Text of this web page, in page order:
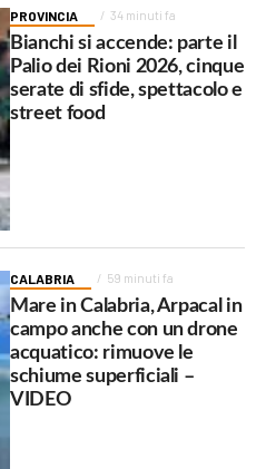
PROVINCIA 34 minuti fa
Bianchi si accende: parte il
Palio dei Rioni 2026, cinque
serate di sfide, spettacolo e
street food
CALABRIA 59 minuti fa
Mare in Calabria, Arpacal in
campo anche con un drone
acquatico: rimuove le
schiume superficiali –
VIDEO